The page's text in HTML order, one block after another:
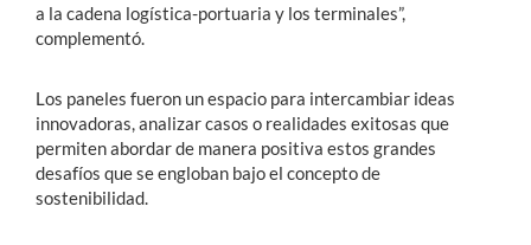
a la cadena logística-portuaria y los terminales”,
complementó.
Los paneles fueron un espacio para intercambiar ideas
innovadoras, analizar casos o realidades exitosas que
permiten abordar de manera positiva estos grandes
desafíos que se engloban bajo el concepto de
sostenibilidad.